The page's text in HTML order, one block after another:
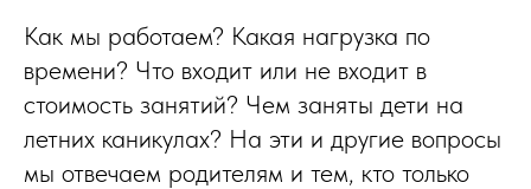
Как мы работаем? Какая нагрузка по
времени? Что входит или не входит в
стоимость занятий? Чем заняты дети на
летних каникулах? На эти и другие вопросы
мы отвечаем родителям и тем, кто только